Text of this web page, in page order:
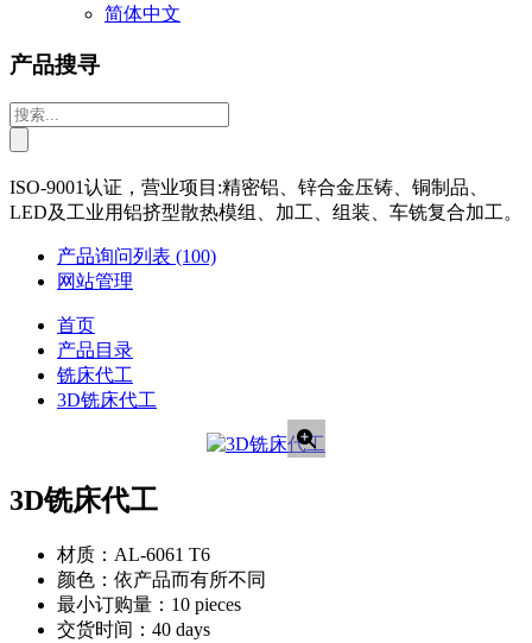
简体中文
产品搜寻
ISO-9001认证，营业项目:精密铝、锌合金压铸、铜制品、
LED及工业用铝挤型散热模组、加工、组装、车铣复合加工。
产品询问列表 (100)
网站管理
首页
产品目录
铣床代工
3D铣床代工
3D铣床代工
材质： AL-6061 T6
颜色： 依产品而有所不同
最小订购量： 10 pieces
交货时间： 40 days